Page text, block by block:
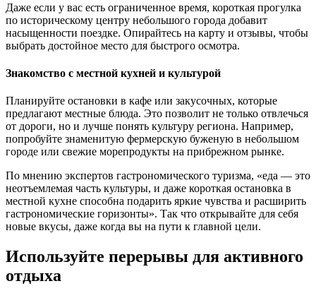
Даже если у вас есть ограниченное время, короткая прогулка
по историческому центру небольшого города добавит
насыщенности поездке. Опирайтесь на карту и отзывы, чтобы
выбрать достойное место для быстрого осмотра.
Знакомство с местной кухней и культурой
Планируйте остановки в кафе или закусочных, которые
предлагают местные блюда. Это позволит не только отвлечься
от дороги, но и лучше понять культуру региона. Например,
попробуйте знаменитую фермерскую буженую в небольшом
городе или свежие морепродукты на прибрежном рынке.
По мнению экспертов гастрономического туризма, «еда — это
неотъемлемая часть культуры, и даже короткая остановка в
местной кухне способна подарить яркие чувства и расширить
гастрономические горизонты». Так что открывайте для себя
новые вкусы, даже когда вы на пути к главной цели.
Используйте перерывы для активного
отдыха